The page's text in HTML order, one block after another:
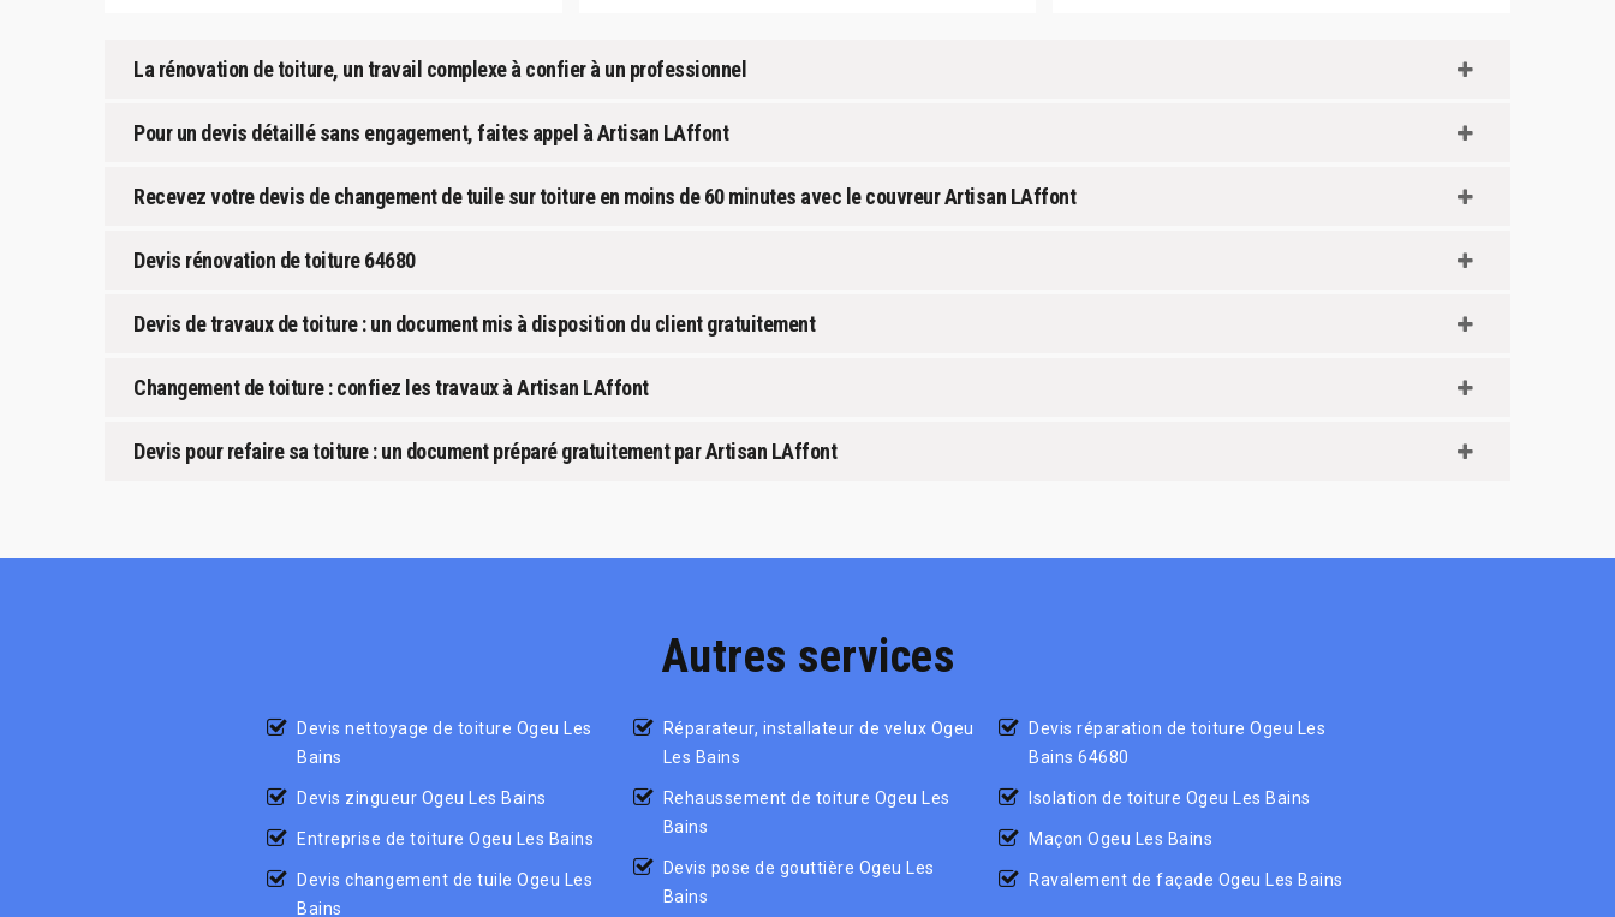
La rénovation de toiture, un travail complexe à confier à un professionnel
Pour un devis détaillé sans engagement, faites appel à Artisan LAffont
Recevez votre devis de changement de tuile sur toiture en moins de 60 minutes avec le couvreur Artisan LAffont
Devis rénovation de toiture 64680
Devis de travaux de toiture : un document mis à disposition du client gratuitement
Changement de toiture : confiez les travaux à Artisan LAffont
Devis pour refaire sa toiture : un document préparé gratuitement par Artisan LAffont
Autres services
Devis nettoyage de toiture Ogeu Les
Bains
Devis zingueur Ogeu Les Bains
Entreprise de toiture Ogeu Les Bains
Devis changement de tuile Ogeu Les
Bains
Réparateur, installateur de velux Ogeu
Les Bains
Rehaussement de toiture Ogeu Les
Bains
Devis pose de gouttière Ogeu Les
Bains
Devis réparation de toiture Ogeu Les
Bains 64680
Isolation de toiture Ogeu Les Bains
Maçon Ogeu Les Bains
Ravalement de façade Ogeu Les Bains